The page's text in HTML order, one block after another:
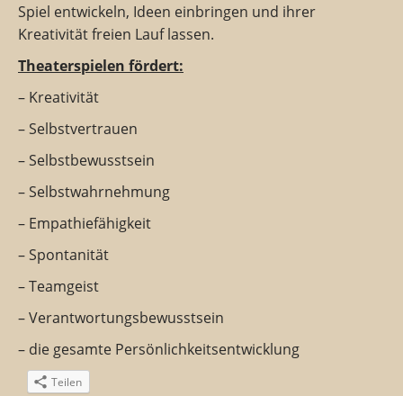
Spiel entwickeln, Ideen einbringen und ihrer
Kreativität freien Lauf lassen.
Theaterspielen fördert:
– Kreativität
– Selbstvertrauen
– Selbstbewusstsein
– Selbstwahrnehmung
– Empathiefähigkeit
– Spontanität
– Teamgeist
– Verantwortungsbewusstsein
– die gesamte Persönlichkeitsentwicklung
Teilen